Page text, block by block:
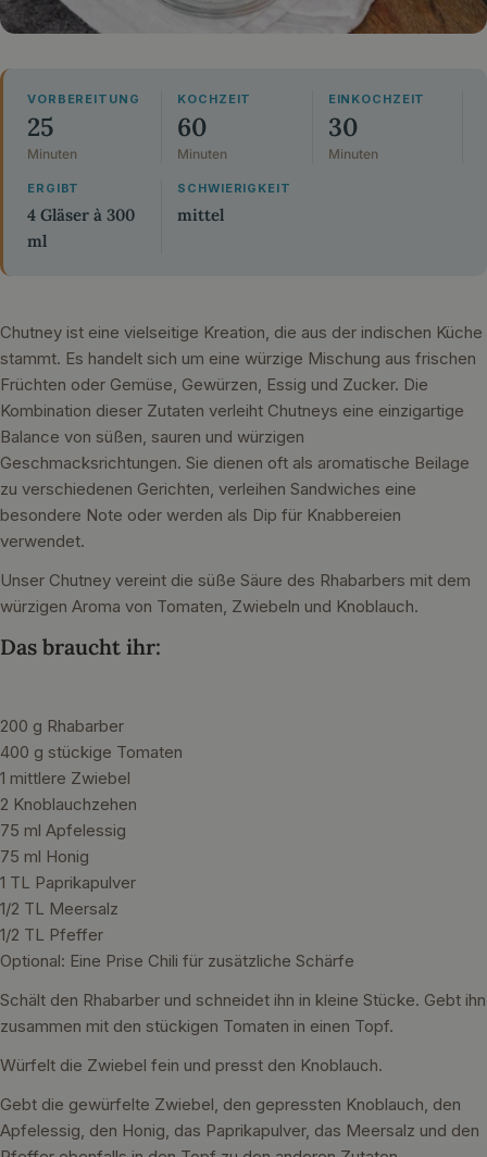
VORBEREITUNG
25
Minuten
KOCHZEIT
60
Minuten
EINKOCHZEIT
30
Minuten
ERGIBT
4 Gläser à 300
ml
SCHWIERIGKEIT
mittel
Chutney ist eine vielseitige Kreation, die aus der indischen Küche
stammt. Es handelt sich um eine würzige Mischung aus frischen
Früchten oder Gemüse, Gewürzen, Essig und Zucker. Die
Kombination dieser Zutaten verleiht Chutneys eine einzigartige
Balance von süßen, sauren und würzigen
Geschmacksrichtungen. Sie dienen oft als aromatische Beilage
zu verschiedenen Gerichten, verleihen Sandwiches eine
besondere Note oder werden als Dip für Knabbereien
verwendet.
Unser Chutney vereint die süße Säure des Rhabarbers mit dem
würzigen Aroma von Tomaten, Zwiebeln und Knoblauch.
Das braucht ihr:
200 g Rhabarber
400 g stückige Tomaten
1 mittlere Zwiebel
2 Knoblauchzehen
75 ml Apfelessig
75 ml Honig
1 TL Paprikapulver
1/2 TL Meersalz
1/2 TL Pfeffer
Optional: Eine Prise Chili für zusätzliche Schärfe
Schält den Rhabarber und schneidet ihn in kleine Stücke. Gebt ihn
zusammen mit den stückigen Tomaten in einen Topf.
Würfelt die Zwiebel fein und presst den Knoblauch.
Gebt die gewürfelte Zwiebel, den gepressten Knoblauch, den
Apfelessig, den Honig, das Paprikapulver, das Meersalz und den